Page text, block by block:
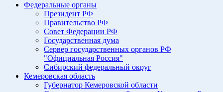
Федеральные органы
Президент РФ
Правительство РФ
Совет Федерации РФ
Государственная дума
Сервер государственных органов РФ
"Официальная Россия"
Сибирский федеральный округ
Кемеровская область
Губернатор Кемеровской области